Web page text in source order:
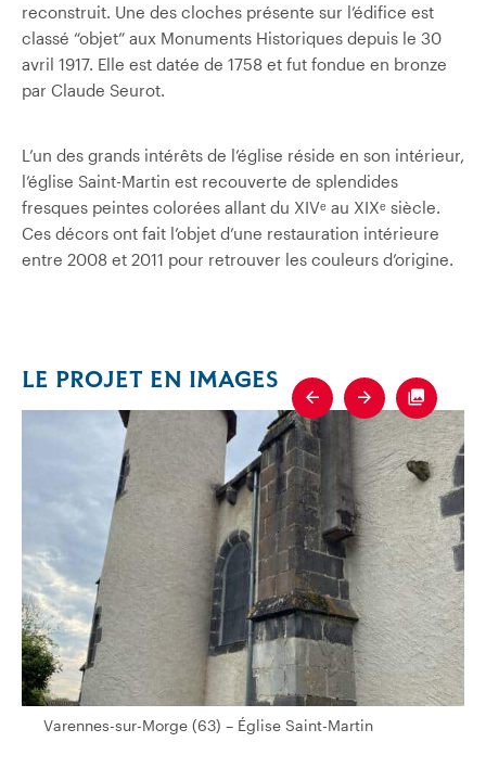
reconstruit. Une des cloches présente sur l’édifice est
classé “objet” aux Monuments Historiques depuis le 30
avril 1917. Elle est datée de 1758 et fut fondue en bronze
par Claude Seurot.
L’un des grands intérêts de l’église réside en son intérieur,
l’église Saint-Martin est recouverte de splendides
fresques peintes colorées allant du XIVᵉ au XIXᵉ siècle.
Ces décors ont fait l’objet d’une restauration intérieure
entre 2008 et 2011 pour retrouver les couleurs d’origine.
LE PROJET EN IMAGES
Varennes-sur-Morge (63) – Église Saint-Martin
Previous
Next
Varennes-sur-Morge (63) – Église Saint-Martin